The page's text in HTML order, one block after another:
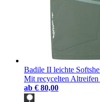
Badile II leichte
Mit recycelten Altreifen
ab € 80,00